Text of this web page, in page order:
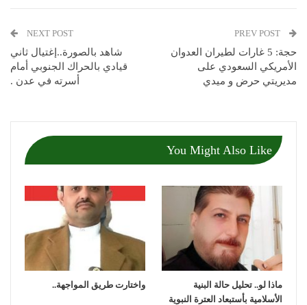
حجة: 5 غارات لطيران العدوان
الأمريكي السعودي على
مديريتي حرض و ميدي
NEXT POST
شاهد بالصورة..إغتيال ثاني
قيادي بالحراك الجنوبي أمام
أسرته في عدن .
You Might Also Like
ماذا لو.. تحليل حالة البنية
الأسلامية بأستبعاد العترة النبوية
واختارت طريق المواجهة..